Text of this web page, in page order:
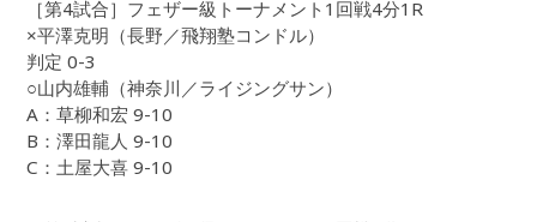
［第4試合］フェザー級トーナメント1回戦4分1R
×平澤克明（長野／飛翔塾コンドル）
判定 0-3
○山内雄輔（神奈川／ライジングサン）
A：草柳和宏 9-10
B：澤田龍人 9-10
C：土屋大喜 9-10